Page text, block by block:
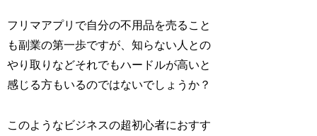
フリマアプリで自分の不用品を売ること
も副業の第一歩ですが、知らない人との
やり取りなどそれでもハードルが高いと
感じる方もいるのではないでしょうか？
このようなビジネスの超初心者におすす